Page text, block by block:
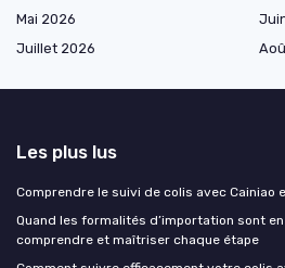
Mai 2026
Juillet 2026
Les plus lus
Comprendre le suivi de colis avec Cainiao
Quand les formalités d’importation sont
comprendre et maîtriser chaque étape